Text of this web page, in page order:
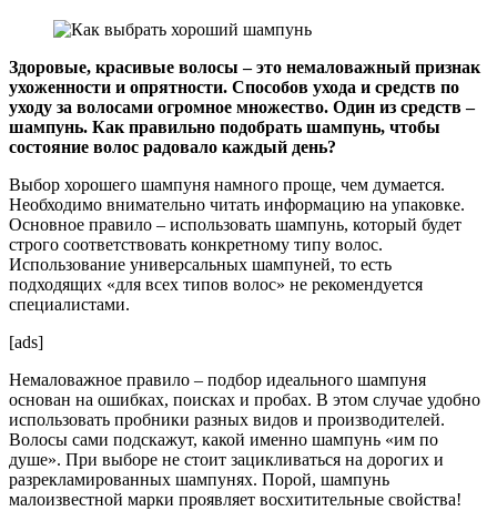
Здоровые, красивые волосы – это немаловажный признак
ухоженности и опрятности. Способов ухода и средств по
уходу за волосами огромное множество. Один из средств –
шампунь. Как правильно подобрать шампунь, чтобы
состояние волос радовало каждый день?
Выбор хорошего шампуня намного проще, чем думается.
Необходимо внимательно читать информацию на упаковке.
Основное правило – использовать шампунь, который будет
строго соответствовать конкретному типу волос.
Использование универсальных шампуней, то есть
подходящих «для всех типов волос» не рекомендуется
специалистами.
[ads]
Немаловажное правило – подбор идеального шампуня
основан на ошибках, поисках и пробах. В этом случае удобно
использовать пробники разных видов и производителей.
Волосы сами подскажут, какой именно шампунь «им по
душе». При выборе не стоит зацикливаться на дорогих и
разрекламированных шампунях. Порой, шампунь
малоизвестной марки проявляет восхитительные свойства!